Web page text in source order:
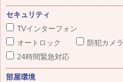
セキュリティ
TVインターフォン
オートロック
防犯カメラ
24時間緊急対応
部屋環境